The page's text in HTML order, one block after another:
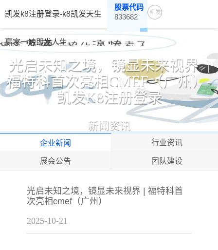
凯发k8注册登录-k8凯发天生
赢家一触即发人生
股票代码
833682
凯发
册登
K8凯
发天
生赢
家一
触即
光启未知之境，镜显未来视界 |
福特科首次亮相CMEF（广州）-
凯发K8注册登录
新闻资讯
企业新闻 行业资讯
展会公告 团队建设
光启未知之境，镜显未来视界 | 福特科首
次亮相cmef（广州）
2025-10-21